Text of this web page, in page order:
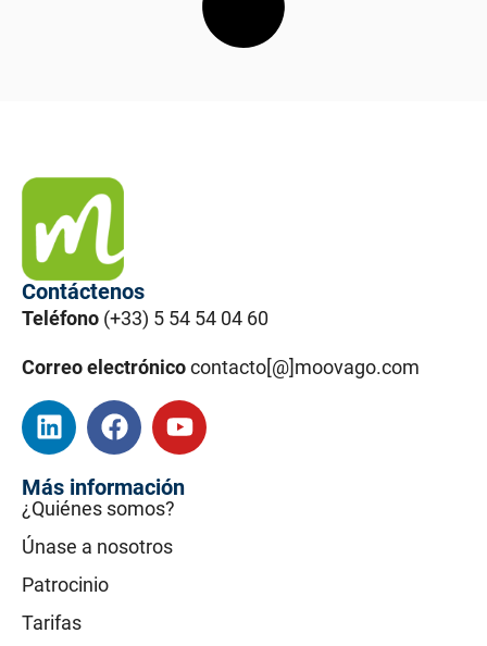
Contáctenos
Teléfono (+33) 5 54 54 04 60
Correo electrónicocontacto[@]moovago.com
Más información
¿Quiénes somos?
Únase a nosotros
Patrocinio
Tarifas